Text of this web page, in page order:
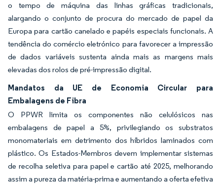
o tempo de máquina das linhas gráficas tradicionais,
alargando o conjunto de procura do mercado de papel da
Europa para cartão canelado e papéis especiais funcionais. A
tendência do comércio eletrónico para favorecer a impressão
de dados variáveis sustenta ainda mais as margens mais
elevadas dos rolos de pré-impressão digital.
Mandatos da UE de Economia Circular para
Embalagens de Fibra
O PPWR limita os componentes não celulósicos nas
embalagens de papel a 5%, privilegiando os substratos
monomateriais em detrimento dos híbridos laminados com
plástico. Os Estados-Membros devem implementar sistemas
de recolha seletiva para papel e cartão até 2025, melhorando
assim a pureza da matéria-prima e aumentando a oferta efetiva